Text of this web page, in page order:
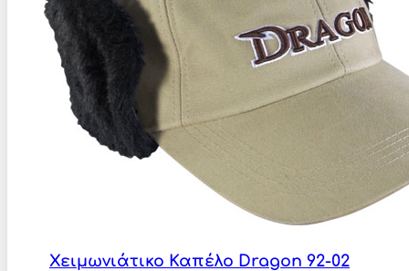
Χειμωνιάτικο Καπέλο Dragon 92-02